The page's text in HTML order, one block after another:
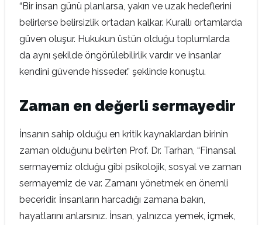
“Bir insan günü planlarsa, yakın ve uzak hedeflerini
belirlerse belirsizlik ortadan kalkar. Kurallı ortamlarda
güven oluşur. Hukukun üstün olduğu toplumlarda
da aynı şekilde öngörülebilirlik vardır ve insanlar
kendini güvende hisseder.” şeklinde konuştu.
Zaman en değerli sermayedir
İnsanın sahip olduğu en kritik kaynaklardan birinin
zaman olduğunu belirten Prof. Dr. Tarhan, “Finansal
sermayemiz olduğu gibi psikolojik, sosyal ve zaman
sermayemiz de var. Zamanı yönetmek en önemli
beceridir. İnsanların harcadığı zamana bakın,
hayatlarını anlarsınız. İnsan, yalnızca yemek, içmek,